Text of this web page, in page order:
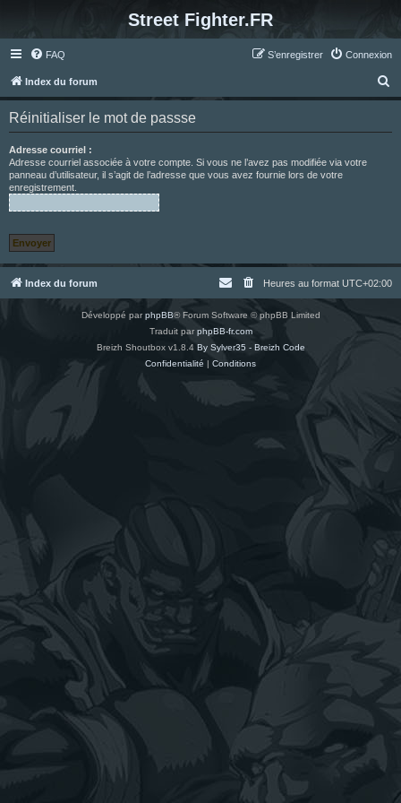
Street Fighter.FR
FAQ Connexion
S’enregistrer
Index du forum
e
Réinitialiser le mot de passse
Adresse courriel :
Adresse courriel associée à votre compte. Si vous ne l’avez pas modifiée via votre
panneau d’utilisateur, il s’agit de l’adresse que vous avez fournie lors de votre
enregistrement.
Index du forum Heures au format UTC+02:00
Développé parphpBB® Forum Software © phpBB Limited
Traduit par phpBB-fr.com
Breizh Shoutbox v1.8.4 By Sylver35 - Breizh Code
Confidentialité | Conditions